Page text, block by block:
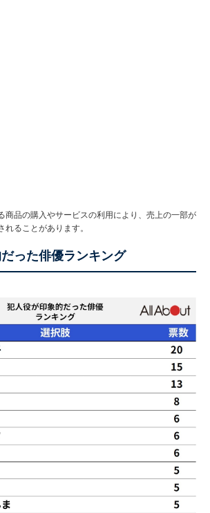
商品の購入やサービスの利用により、売上の一部が
れることがあります。
った俳優ランキング